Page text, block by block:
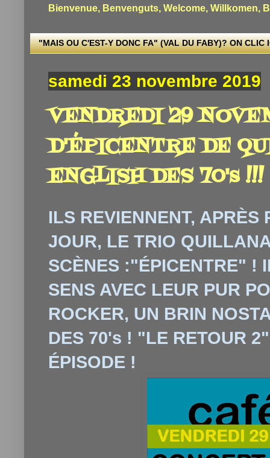
Bienvenue, Benvenguts, Welcome, Willkomen,
"MAIS OU C'EST-Y DONC FA" (VAL DU FABY)? ON CLIC
samedi 23 novembre 2019
VENDREDI 29
D'ÉPICENTRE DE
ENGLISH DES 70's !!!
ILS REVIENNENT, APRÈS
JOUR, LE TRIO
SCÈNES :"ÉPICENTRE" !
SENS AVEC LEUR PUR
ROCKER, UN BRIN
DES 70's ! "LE RETOUR
ÉPISODE !